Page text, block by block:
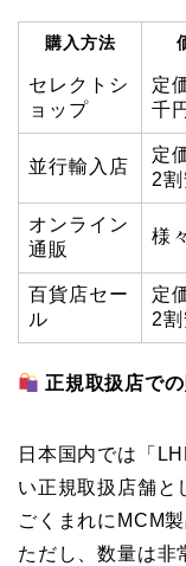
購入方法
セレクトシ
ョップ
定
千
並行輸入店
定
2
オンライン
通販
様々
百貨店セー
ル
定
2
正規取扱店での
日本国内では「
い正規取扱店舗と
ごくまれにMCM
ただし、数量は非